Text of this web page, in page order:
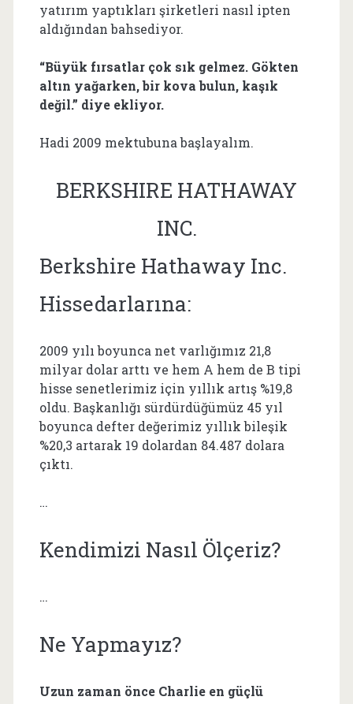
yatırım yaptıkları şirketleri nasıl ipten
aldığından bahsediyor.
“Büyük fırsatlar çok sık gelmez. Gökten
altın yağarken, bir kova bulun, kaşık
değil.” diye ekliyor.
Hadi 2009 mektubuna başlayalım.
BERKSHIRE HATHAWAY
INC.
Berkshire Hathaway Inc.
Hissedarlarına:
2009 yılı boyunca net varlığımız 21,8
milyar dolar arttı ve hem A hem de B tipi
hisse senetlerimiz için yıllık artış %19,8
oldu. Başkanlığı sürdürdüğümüz 45 yıl
boyunca defter değerimiz yıllık bileşik
%20,3 artarak 19 dolardan 84.487 dolara
çıktı.
…
Kendimizi Nasıl Ölçeriz?
…
Ne Yapmayız?
Uzun zaman önce Charlie en güçlü